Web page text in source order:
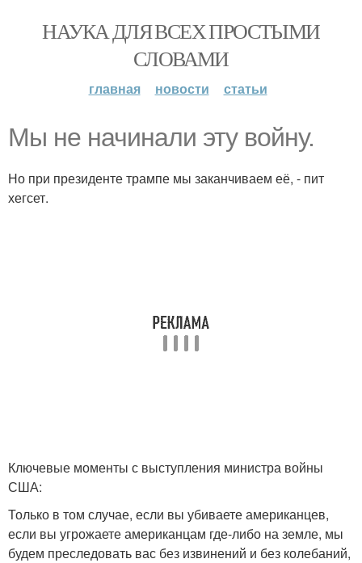
НАУКА ДЛЯ ВСЕХ ПРОСТЫМИ
СЛОВАМИ
главная новости статьи
Мы не начинали эту войну.
Но при президенте трампе мы заканчиваем её, - пит
хегсет.
Ключевые моменты с выступления министра войны
США:
Только в том случае, если вы убиваете американцев,
если вы угрожаете американцам где-либо на земле, мы
будем преследовать вас без извинений и без колебаний,